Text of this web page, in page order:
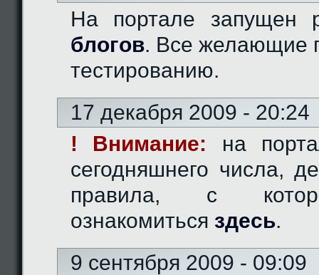
На портале запущен
блогов. Все желающие
тестированию.
17 декабря 2009 - 20:24
! Внимание: на
сегодняшнего числа,
правила, с
ознакомиться здесь.
9 сентября 2009 - 09:09